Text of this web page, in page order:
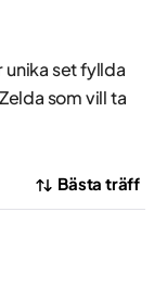
set fyllda
som vill ta
Bästa träff